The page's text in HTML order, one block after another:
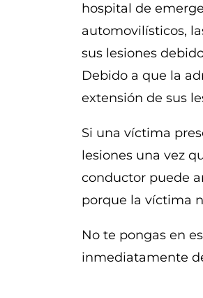
hospital de
automovilísticos,
sus lesiones
Debido a que la
extensión de sus
Si una víctima
lesiones una vez
conductor puede
porque la víctima
No te pongas en
inmediatamente